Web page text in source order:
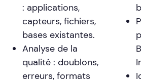
: applications,
capteurs, fichiers,
bases existantes.
Analyse de la
qualité : doublons,
erreurs, formats